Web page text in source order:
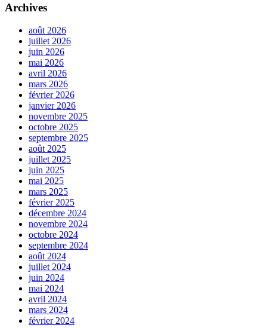
Archives
août 2026
juillet 2026
juin 2026
mai 2026
avril 2026
mars 2026
février 2026
janvier 2026
novembre 2025
octobre 2025
septembre 2025
août 2025
juillet 2025
juin 2025
mai 2025
mars 2025
février 2025
décembre 2024
novembre 2024
octobre 2024
septembre 2024
août 2024
juillet 2024
juin 2024
mai 2024
avril 2024
mars 2024
février 2024